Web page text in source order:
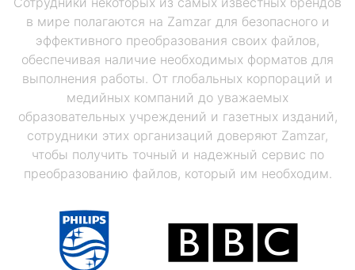
в мире полагаются на Zamzar для безопасного и
эффективного преобразования своих файлов,
обеспечивая наличие необходимых форматов для
выполнения работы. От глобальных корпораций и
медийных компаний до уважаемых
образовательных учреждений и газетных изданий,
сотрудники этих организаций доверяют Zamzar,
чтобы получить точный и надежный сервис по
преобразованию файлов, который им необходим.